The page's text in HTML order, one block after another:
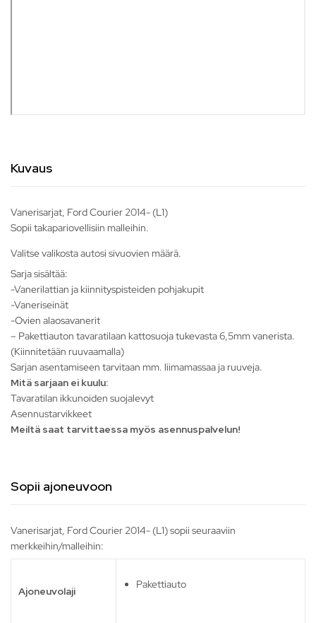
Kuvaus
Vanerisarjat, Ford Courier 2014- (L1)
Sopii takapariovellisiin malleihin.
Valitse valikosta autosi sivuovien määrä.
Sarja sisältää:
-Vanerilattian ja kiinnityspisteiden pohjakupit
-Vaneriseinät
-Ovien alaosavanerit
– Pakettiauton tavaratilaan kattosuoja tukevasta 6,5mm vanerista.
(Kiinnitetään ruuvaamalla)
Sarjan asentamiseen tarvitaan mm. liimamassaa ja ruuveja.
Mitä sarjaan ei kuulu:
Tavaratilan ikkunoiden suojalevyt
Asennustarvikkeet
Meiltä saat tarvittaessa myös asennuspalvelun!
Sopii ajoneuvoon
Vanerisarjat, Ford Courier 2014- (L1) sopii seuraaviin
merkkeihin/malleihin:
Ajoneuvolaji
Pakettiauto